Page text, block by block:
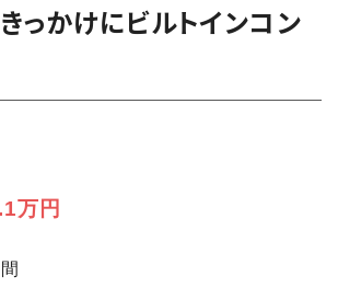
っかけにビルトインコン
万円